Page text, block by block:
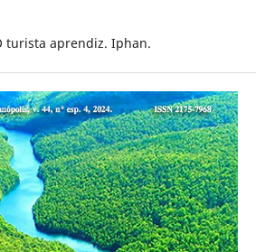
turista aprendiz. Iphan.